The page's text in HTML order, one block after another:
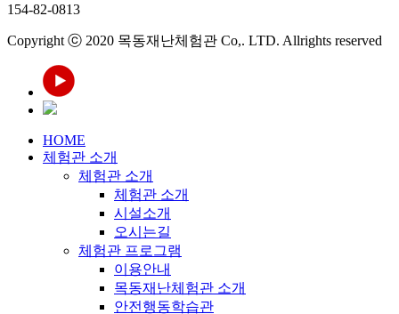
154-82-0813
Copyright ⓒ 2020 목동재난체험관 Co,. LTD. Allrights reserved
HOME
체험관 소개
체험관 소개
체험관 소개
시설소개
오시는길
체험관 프로그램
이용안내
목동재난체험관 소개
안전행동학습관